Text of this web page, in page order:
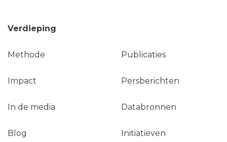
Verdieping
Methode Publicaties
Impact Persberichten
In de media Databronnen
Blog Initiatieven